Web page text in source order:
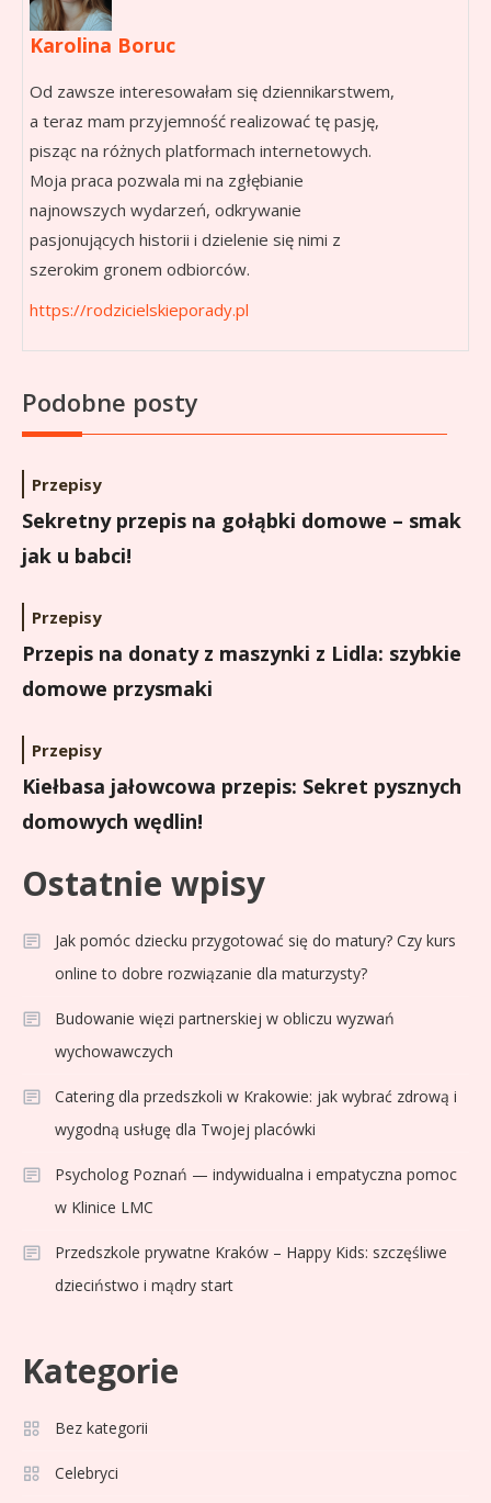
Karolina Boruc
Od zawsze interesowałam się dziennikarstwem,
a teraz mam przyjemność realizować tę pasję,
pisząc na różnych platformach internetowych.
Moja praca pozwala mi na zgłębianie
najnowszych wydarzeń, odkrywanie
pasjonujących historii i dzielenie się nimi z
szerokim gronem odbiorców.
https://rodzicielskieporady.pl
Podobne posty
Przepisy
Sekretny przepis na gołąbki domowe – smak
jak u babci!
Przepisy
Przepis na donaty z maszynki z Lidla: szybkie
domowe przysmaki
Przepisy
Kiełbasa jałowcowa przepis: Sekret pysznych
domowych wędlin!
Ostatnie wpisy
Jak pomóc dziecku przygotować się do matury? Czy kurs
online to dobre rozwiązanie dla maturzysty?
Budowanie więzi partnerskiej w obliczu wyzwań
wychowawczych
Catering dla przedszkoli w Krakowie: jak wybrać zdrową i
wygodną usługę dla Twojej placówki
Psycholog Poznań — indywidualna i empatyczna pomoc
w Klinice LMC
Przedszkole prywatne Kraków – Happy Kids: szczęśliwe
dzieciństwo i mądry start
Kategorie
Bez kategorii
Celebryci
3 Sport
Jagiellonia Białystok rankingi w
PKO BP Ekstraklasie: analiza
formy i statystyk
4 Sport
La Liga rankingi: Tabela,
strzelców Primera División
pozycji w Ekstraklasie,
6